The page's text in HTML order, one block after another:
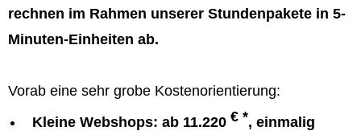
rechnen im Rahmen unserer Stundenpakete in 5-
Minuten-Einheiten ab.
Vorab eine sehr grobe Kostenorientierung:
Kleine Webshops: ab 11.220 € *, einmalig